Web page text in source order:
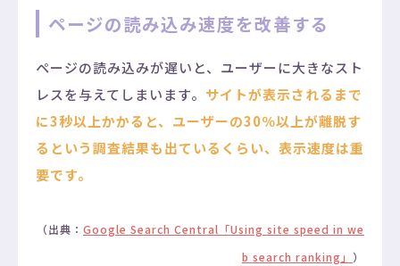
ページの読み込み速度を改善する
ページの読み込みが遅いと、ユーザーに大きなスト
レスを与えてしまいます。 サイトが表示されるまで
に3秒以上かかると、ユーザーの30％以上が離脱す
る という調査結果も出ているくらい、表示速度は重
要です。
（出典： Google Search Central「Using site speed in we
b search ranking」 ）